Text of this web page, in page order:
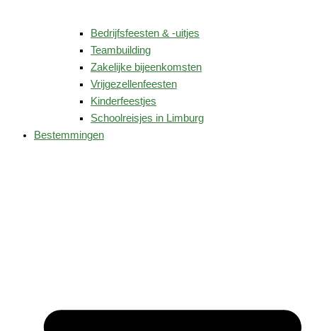
Bedrijfsfeesten & -uitjes
Teambuilding
Zakelijke bijeenkomsten
Vrijgezellenfeesten
Kinderfeestjes
Schoolreisjes in Limburg
Bestemmingen